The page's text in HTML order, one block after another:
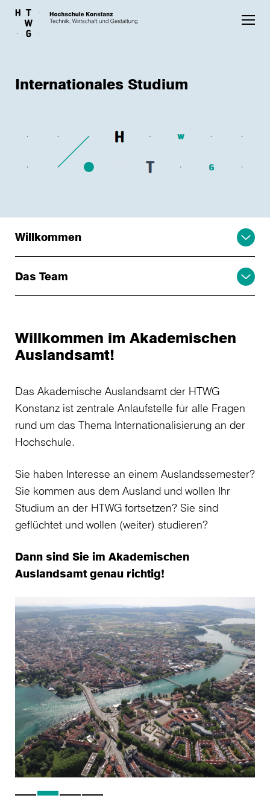
Skip to main content
Internationales Studium
Willkommen
Das Team
Willkommen im Akademischen
Auslandsamt!
Das Akademische Auslandsamt der HTWG
Konstanz ist zentrale Anlaufstelle für alle Fragen
rund um das Thema Internationalisierung an der
Hochschule.
Sie haben Interesse an einem Auslandssemester?
Sie kommen aus dem Ausland und wollen Ihr
Studium an der HTWG fortsetzen? Sie sind
geflüchtet und wollen (weiter) studieren?
Dann sind Sie im Akademischen
Auslandsamt genau richtig!